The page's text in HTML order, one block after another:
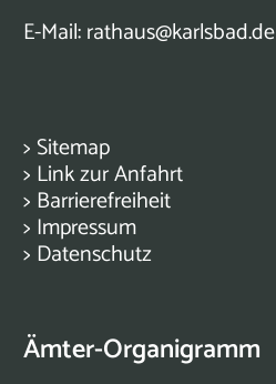
E-Mail:rathaus@karlsbad.de
> Sitemap
> Link zur Anfahrt
> Barrierefreiheit
> Impressum
> Datenschutz
Ämter-Organigramm